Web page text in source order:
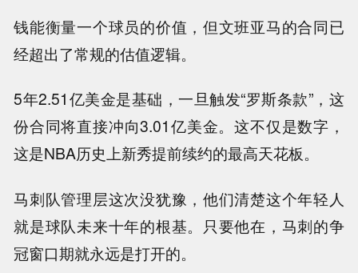
钱能衡量一个球员的价值，但文班亚马的合同已
经超出了常规的估值逻辑。
5年2.51亿美金是基础，一旦触发“罗斯条款”，这
份合同将直接冲向3.01亿美金。这不仅是数字，
这是NBA历史上新秀提前续约的最高天花板。
马刺队管理层这次没犹豫，他们清楚这个年轻人
就是球队未来十年的根基。只要他在，马刺的争
冠窗口期就永远是打开的。